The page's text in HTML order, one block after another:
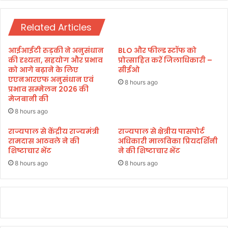
में
ष्ठी
आ
जि
त
शा
स
न
के
स
त
त
प्र
या
से
खि
ल
खि
उ
यू
Related Articles
आईआईटी रुड़की ने अनुसंधान
की दृश्यता, सहयोग और प्रभाव
को आगे बढ़ाने के लिए
एएनआरएफ अनुसंधान एवं
प्रभाव सम्मेलन 2026 की
मेजबानी की
8 hours ago
BLO और फील्ड स्टॉफ को
प्रोत्साहित करें जिलाधिकारी –
सीईओ
8 hours ago
राज्यपाल से केंद्रीय राज्यमंत्री
रामदास आठवले ने की
शिष्टाचार भेंट
8 hours ago
राज्यपाल से क्षेत्रीय पासपोर्ट
अधिकारी मालविका प्रियदर्शिनी
ने की शिष्टाचार भेंट
8 hours ago